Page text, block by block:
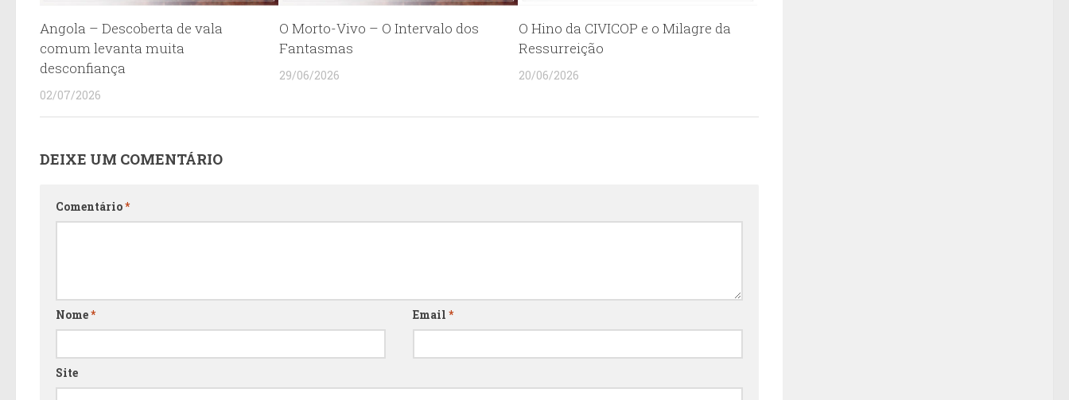
Angola – Descoberta de vala
comum levanta muita
desconfiança
02/07/2026
O Morto-Vivo – O Intervalo dos
Fantasmas
29/06/2026
O Hino da CIVICOP e o Milagre da
Ressurreição
20/06/2026
DEIXE UM COMENTÁRIO
Comentário*
Nome* Email*
Site